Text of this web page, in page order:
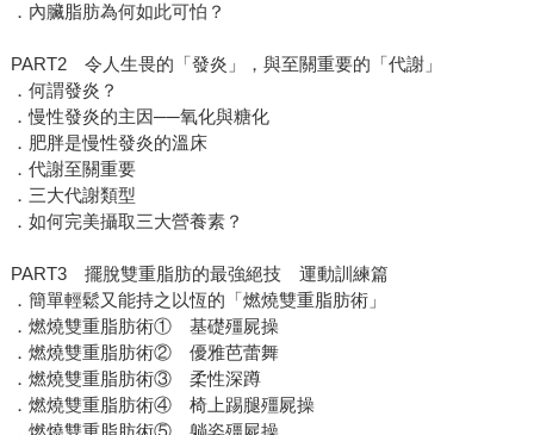
．內臟脂肪為何如此可怕？
PART2 令人生畏的「發炎」，與至關重要的「代謝」
．何謂發炎？
．慢性發炎的主因──氧化與糖化
．肥胖是慢性發炎的溫床
．代謝至關重要
．三大代謝類型
．如何完美攝取三大營養素？
PART3 擺脫雙重脂肪的最強絕技 運動訓練篇
．簡單輕鬆又能持之以恆的「燃燒雙重脂肪術」
．燃燒雙重脂肪術① 基礎殭屍操
．燃燒雙重脂肪術② 優雅芭蕾舞
．燃燒雙重脂肪術③ 柔性深蹲
．燃燒雙重脂肪術④ 椅上踢腿殭屍操
．燃燒雙重脂肪術⑤ 躺姿殭屍操